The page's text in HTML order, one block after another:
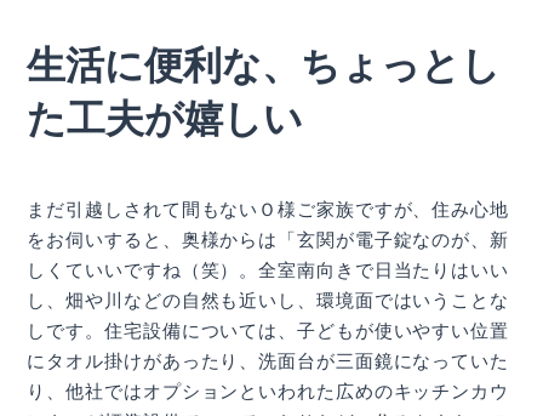
生活に便利な、ちょっとし
た工夫が嬉しい
まだ引越しされて間もないＯ様ご家族ですが、住み心地
をお伺いすると、奥様からは「玄関が電子錠なのが、新
しくていいですね（笑）。全室南向きで日当たりはいい
し、畑や川などの自然も近いし、環境面ではいうことな
しです。住宅設備については、子どもが使いやすい位置
にタオル掛けがあったり、洗面台が三面鏡になっていた
り、他社ではオプションといわれた広めのキッチンカウ